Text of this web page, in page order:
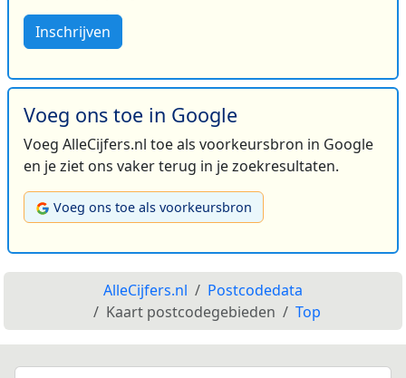
Inschrijven
Voeg ons toe in Google
Voeg AlleCijfers.nl toe als voorkeursbron in Google
en je ziet ons vaker terug in je zoekresultaten.
Voeg ons toe als voorkeursbron
AlleCijfers.nl
Postcodedata
Kaart postcodegebieden
Top